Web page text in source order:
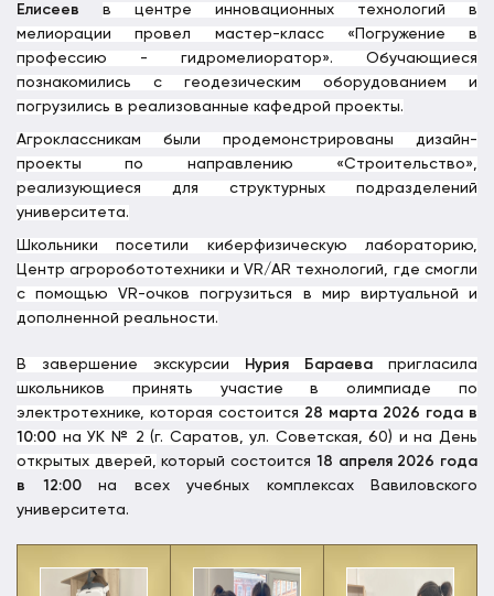
Елисеев в центре инновационных технологий в
мелиорации провел мастер-класс «Погружение в
профессию - гидромелиоратор». Обучающиеся
познакомились с геодезическим оборудованием и
погрузились в реализованные кафедрой проекты.
Агроклассникам были продемонстрированы дизайн-
проекты по направлению «Строительство»,
реализующиеся для структурных подразделений
университета.
Школьники посетили киберфизическую лабораторию,
Центр агроробототехники и VR/AR технологий, где смогли
с помощьюVR-очков погрузиться в мир виртуальной и
дополненной реальности.
В завершение экскурсии Нурия Бараева пригласила
школьников принять участие в олимпиаде по
электротехнике, которая состоится 28 марта 2026 года в
10:00 на УК № 2 (г. Саратов, ул. Советская, 60) и на День
открытых дверей,
который состоится 18 апреля 2026 года
в 12:00на всех учебных комплексах Вавиловского
университета.